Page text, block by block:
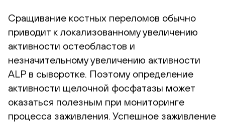
Сращивание костных переломов обычно
приводит к локализованному увеличению
активности остеобластов и
незначительному увеличению активности
ALP в сыворотке. Поэтому определение
активности щелочной фосфатазы может
оказаться полезным при мониторинге
процесса заживления. Успешное заживление